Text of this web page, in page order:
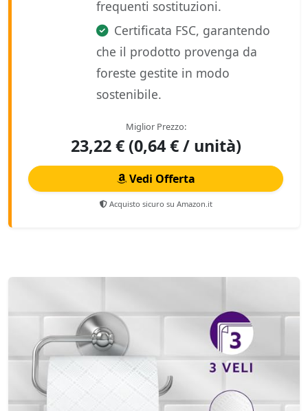
frequenti sostituzioni.
Certificata FSC, garantendo
che il prodotto provenga da
foreste gestite in modo
sostenibile.
Miglior Prezzo:
23,22 € (0,64 € / unità)
Vedi Offerta
Acquisto sicuro su Amazon.it